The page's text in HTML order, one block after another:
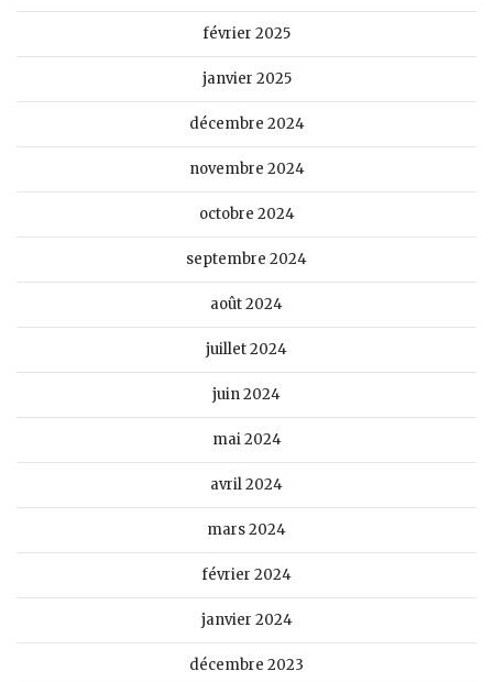
février 2025
janvier 2025
décembre 2024
novembre 2024
octobre 2024
septembre 2024
août 2024
juillet 2024
juin 2024
mai 2024
avril 2024
mars 2024
février 2024
janvier 2024
décembre 2023